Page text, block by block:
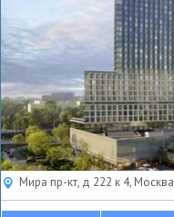
Мира пр-кт, д 222 к 4, Москва